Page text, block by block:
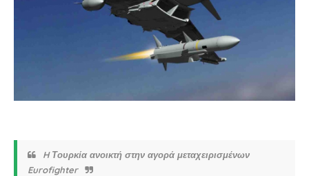
H Τουρκία ανοικτή στην αγορά μεταχειρισμένων
Eurofighter